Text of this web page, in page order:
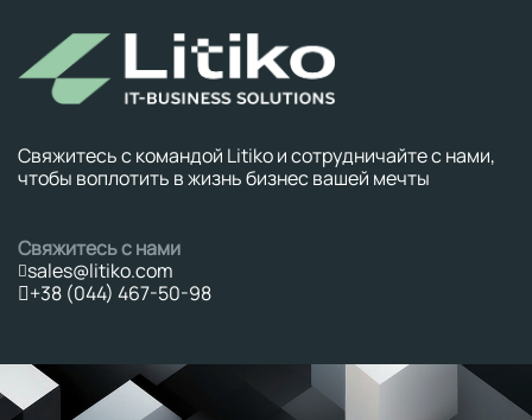
Свяжитесь с командой Litiko и сотрудничайте с нами,
чтобы воплотить в жизнь бизнес вашей мечты
Свяжитесь с нами
sales@litiko.com
+38 (044) 467-50-98